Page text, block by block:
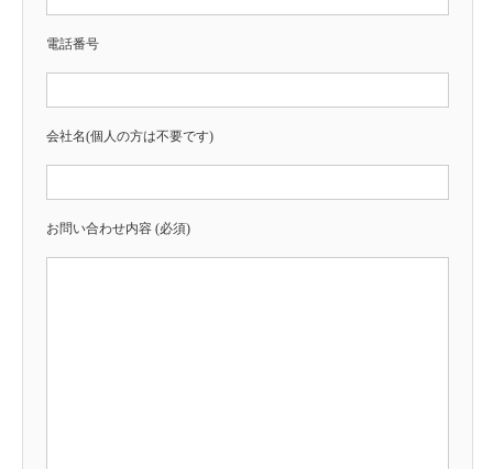
電話番号
会社名(個人の方は不要です)
お問い合わせ内容 (必須)